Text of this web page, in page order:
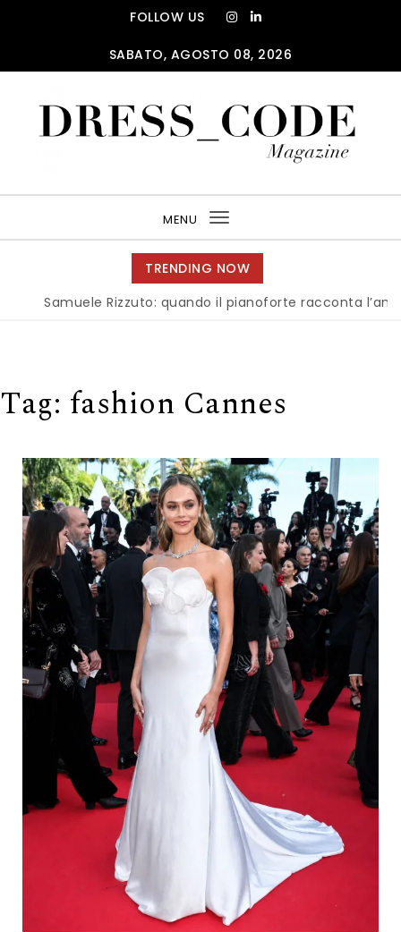
FOLLOW US
SABATO, AGOSTO 08, 2026
MENU
Toggle
navigation
TRENDING NOW
Samuele Rizzuto: quando il pianoforte racconta l’anima
Tag: fashion Cannes